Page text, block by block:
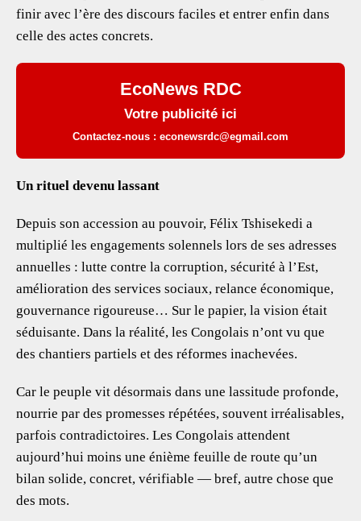
finir avec l’ère des discours faciles et entrer enfin dans
celle des actes concrets.
EcoNews RDC
Votre publicité ici
Contactez-nous : econewsrdc@egmail.com
Un rituel devenu lassant
Depuis son accession au pouvoir, Félix Tshisekedi a
multiplié les engagements solennels lors de ses adresses
annuelles : lutte contre la corruption, sécurité à l’Est,
amélioration des services sociaux, relance économique,
gouvernance rigoureuse… Sur le papier, la vision était
séduisante. Dans la réalité, les Congolais n’ont vu que
des chantiers partiels et des réformes inachevées.
Car le peuple vit désormais dans une lassitude profonde,
nourrie par des promesses répétées, souvent irréalisables,
parfois contradictoires. Les Congolais attendent
aujourd’hui moins une énième feuille de route qu’un
bilan solide, concret, vérifiable — bref, autre chose que
des mots.